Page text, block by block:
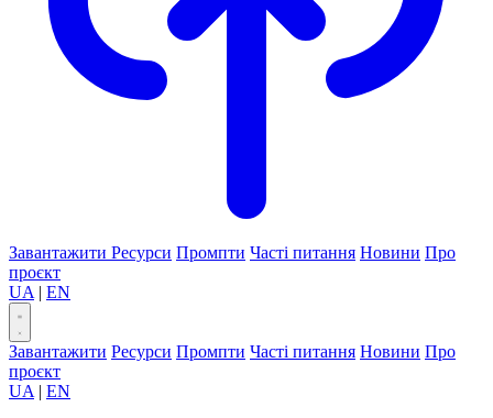
Завантажити Ресурси Промпти Часті питання Новини Про
проєкт
UA | EN
Завантажити Ресурси Промпти Часті питання Новини Про
проєкт
UA | EN